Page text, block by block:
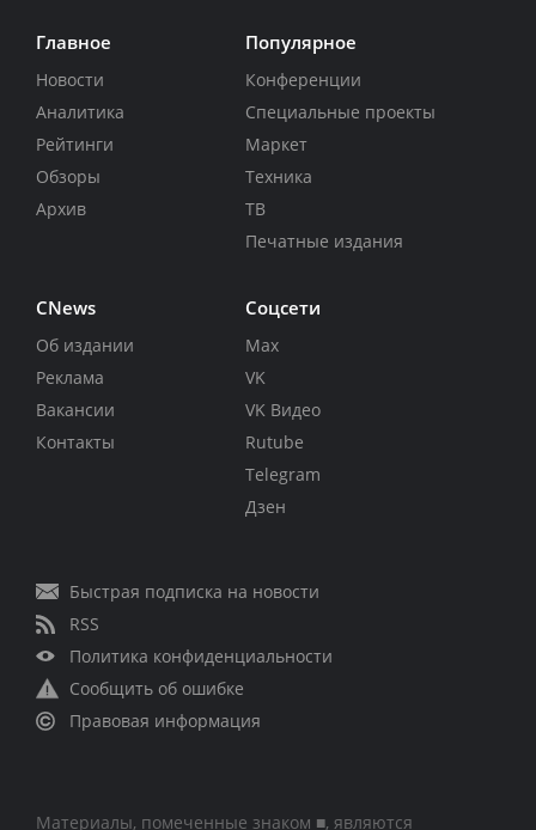
Главное
Новости
Аналитика
Рейтинги
Обзоры
Архив
Популярное
Конференции
Специальные проекты
Маркет
Техника
ТВ
Печатные издания
CNews
Об издании
Реклама
Вакансии
Контакты
Соцсети
Max
VK
VK Видео
Rutube
Telegram
Дзен
Быстрая подписка на новости
RSS
Политика конфиденциальности
Сообщить об ошибке
Правовая информация
Материалы, помеченные знаком ■, являются